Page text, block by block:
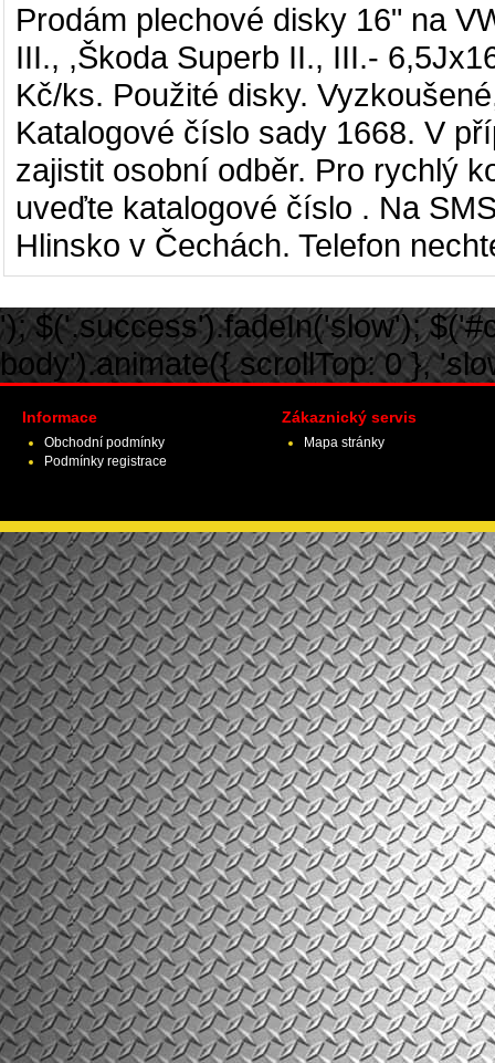
Prodám plechové disky 16" na
III., ,Škoda Superb II., III.-
Kč/ks. Použité disky.
Katalogové číslo sady 1668. V
zajistit osobní odběr. Pro rychlý
uveďte katalogové číslo . Na
Hlinsko v Čechách. Telefon
'); $('.success').fadeIn('slow');
body').animate({ scrollTop: 0 },
Informace
Obchodní podmínky
Podmínky registrace
Zákaznický servis
Mapa stránky